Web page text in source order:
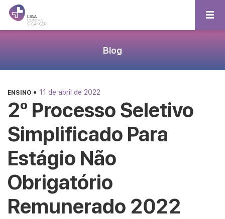
Blog
ENSINO • 11 de abril de 2022
2º Processo Seletivo
Simplificado Para
Estágio Não
Obrigatório
Remunerado 2022